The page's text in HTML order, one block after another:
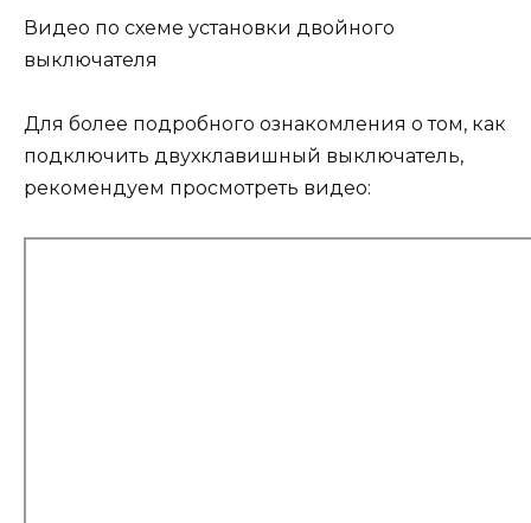
Видео по схеме установки двойного
выключателя
Для более подробного ознакомления о том, как
подключить двухклавишный выключатель,
рекомендуем просмотреть видео: